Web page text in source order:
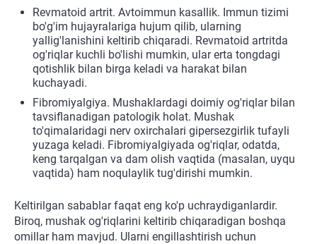
Revmatoid artrit. Avtoimmun kasallik. Immun tizimi
bo'g'im hujayralariga hujum qilib, ularning
yallig'lanishini keltirib chiqaradi. Revmatoid artritda
og'riqlar kuchli bo'lishi mumkin, ular erta tongdagi
qotishlik bilan birga keladi va harakat bilan
kuchayadi.
Fibromiyalgiya. Mushaklardagi doimiy og'riqlar bilan
tavsiflanadigan patologik holat. Mushak
to'qimalaridagi nerv oxirchalari gipersezgirlik tufayli
yuzaga keladi. Fibromiyalgiyada og'riqlar, odatda,
keng tarqalgan va dam olish vaqtida (masalan, uyqu
vaqtida) ham noqulaylik tug'dirishi mumkin.
Keltirilgan sabablar faqat eng ko'p uchraydiganlardir.
Biroq, mushak og'riqlarini keltirib chiqaradigan boshqa
omillar ham mavjud. Ularni engillashtirish uchun